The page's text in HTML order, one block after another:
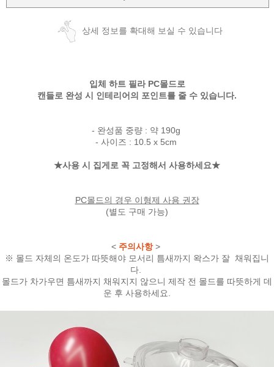
상세 정보를 확대해 보실 수 있습니다
입체 하트 필라 PC몰드로
캔들로 완성 시 인테리어의 포인트를 줄 수 있습니다.
- 완성품 중량 : 약 190g
- 사이즈 : 10.5 x 5cm
★사용 시 집게로 꼭 고정해서 사용하세요★
PC몰드의 경우 이형제 사용 권장
(별도 구매 가능)
< 주의사항 >
※ 몰드 자체의 온도가 따뜻해야 모서리 틈새까지 왁스가 잘 채워집니
다.
몰드가 차가우면 틈새까지 채워지지 않으니 제작 전 몰드를 따뜻하게 데
운 후 사용하세요.